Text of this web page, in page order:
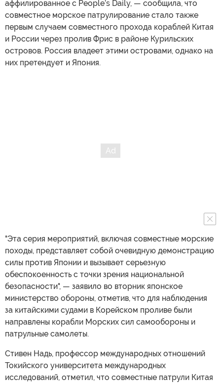
аффилированное с People’s Daily, — сообщила, что
совместное морское патрулирование стало также
первым случаем совместного прохода кораблей Китая
и России через пролив Фрис в районе Курильских
островов. Россия владеет этими островами, однако на
них претендует и Япония.
"Эта серия мероприятий, включая совместные морские
походы, представляет собой очевидную демонстрацию
силы против Японии и вызывает серьезную
обеспокоенность с точки зрения национальной
безопасности", — заявило во вторник японское
министерство обороны, отметив, что для наблюдения
за китайскими судами в Корейском проливе были
направлены корабли Морских сил самообороны и
патрульные самолеты.
Стивен Надь, профессор международных отношений
Токийского университета международных
исследований, отметил, что совместные патрули Китая